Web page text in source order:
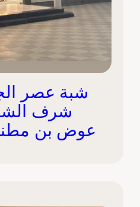
شبة عصر
شرف
عوض بن